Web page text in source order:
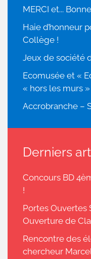
MERCI et...
Haie d’honneur
Collège !
Jeux de société
Ecomusée et «
« hors les murs »
Accrobranche –
Derniers
Concours BD
!
Portes Ouvertes
Ouverture de
Rencontre des
chercheur